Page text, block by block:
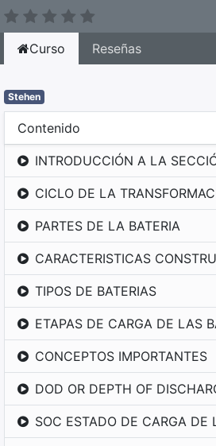
Curso Reseñas
Stehen
Contenido
INTRODUCCIÓN A LA
CICLO DE LA
PARTES DE LA BATERIA
CARACTERISTICAS
TIPOS DE BATERIAS
ETAPAS DE CARGA DE LAS
CONCEPTOS IMPORTANTES
DOD OR DEPTH OF
SOC ESTADO DE CARGA DE